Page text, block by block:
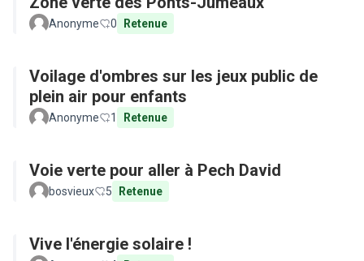
Anonyme 0 Retenue
Voilage d'ombres sur les jeux public de
plein air pour enfants
Anonyme 1 Retenue
Voie verte pour aller à Pech David
bosvieux 5 Retenue
Vive l'énergie solaire !